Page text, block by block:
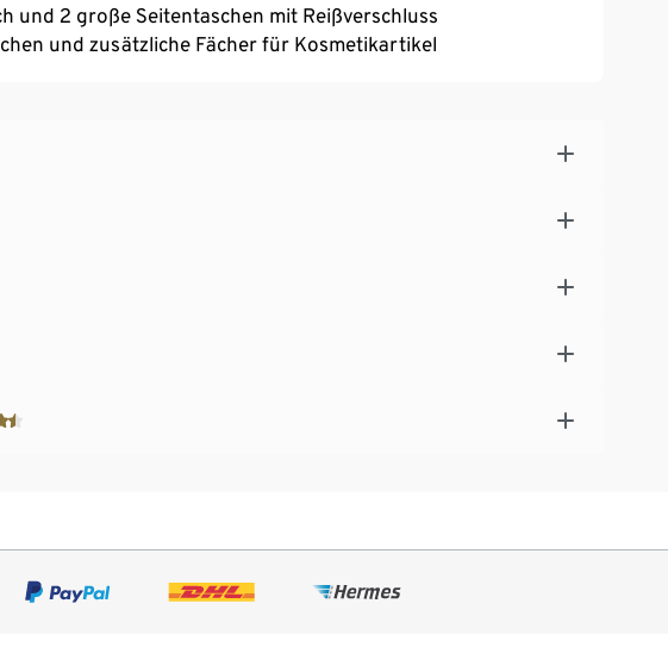
und 2 große Seitentaschen mit Reißverschluss
und zusätzliche Fächer für Kosmetikartikel